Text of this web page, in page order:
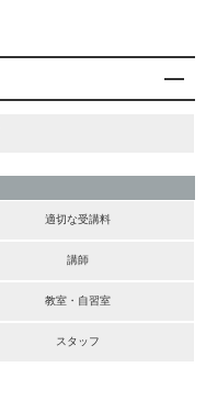
適切な受講料
講師
教室・自習室
スタッフ